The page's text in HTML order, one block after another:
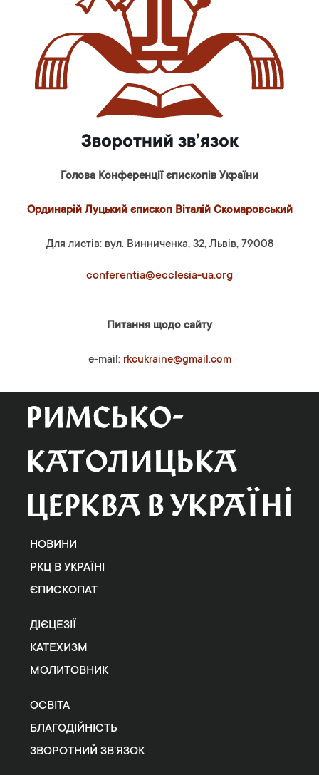
Зворотний зв’язок
Голова Конференції єпископів України
Ординарій Луцький єпископ Віталій Скомаровський
Для листів: вул. Винниченка, 32, Львів, 79008
conferentia@ecclesia-ua.org
Питання щодо сайту
e-mail: rkcukraine@gmail.com
НОВИНИ
РКЦ В УКРАЇНІ
ЄПИСКОПАТ
ДІЄЦЕЗІЇ
КАТЕХИЗМ
МОЛИТОВНИК
ОСВІТА
БЛАГОДІЙНІСТЬ
ЗВОРОТНИЙ ЗВ’ЯЗОК